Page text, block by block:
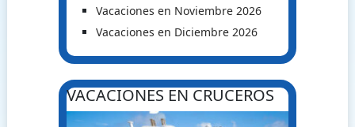
Vacaciones en Noviembre 2026
Vacaciones en Diciembre 2026
VACACIONES EN CRUCEROS